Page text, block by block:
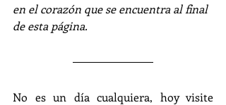
en el corazón que se encuentra al final
de esta página.
No es un día cualquiera, hoy visite